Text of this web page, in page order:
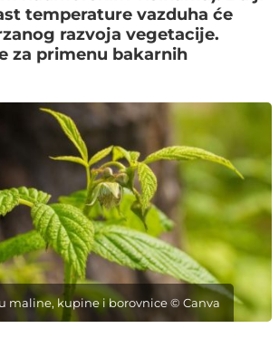
temperature vazduha će
razvoja vegetacije.
za primenu bakarnih
maline, kupine i borovnice © Canva